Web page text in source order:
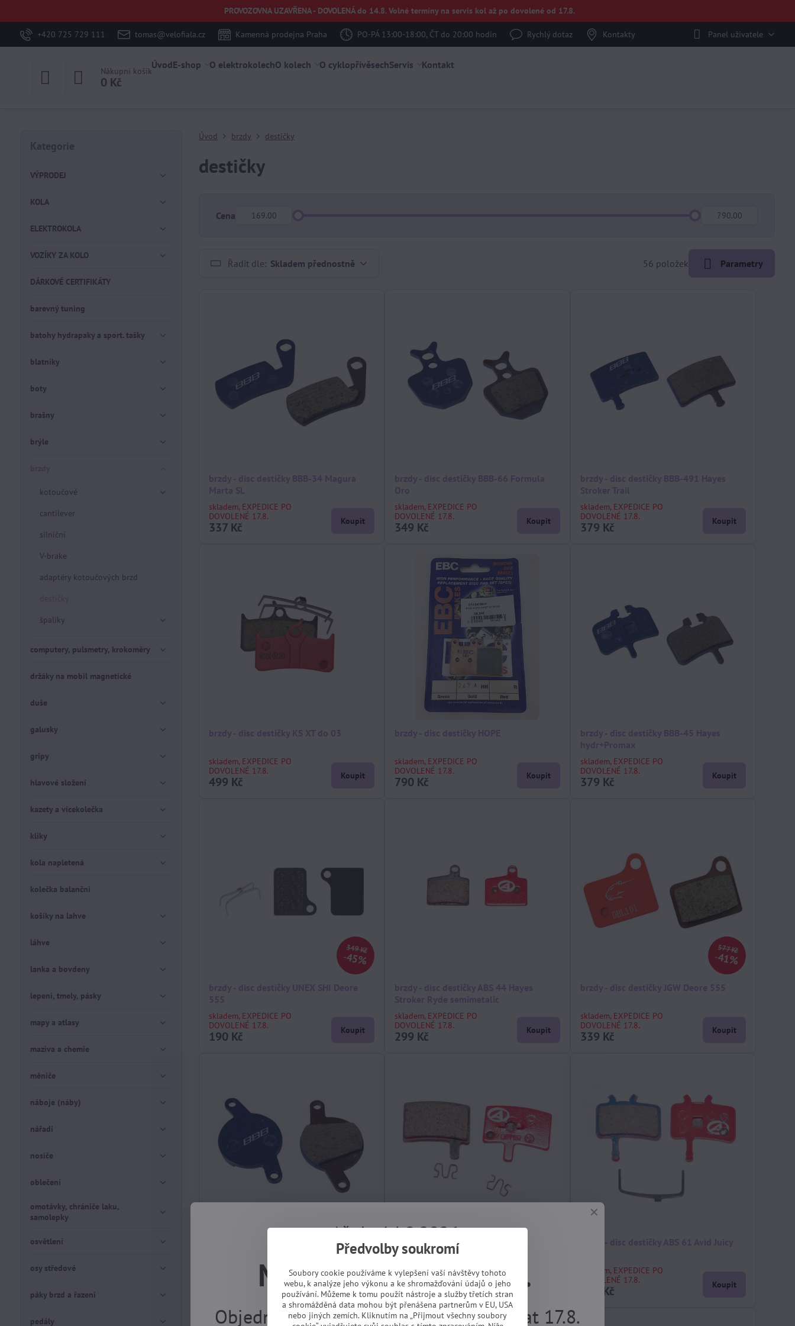
PROVOZOVNA UZAVŘENA - DOVOLENÁ do 14.8. Volné termíny na servis kol až po dovolené od 17.8.
+420 725 729 111 tomas@velofiala.cz Kamenná prodejna Praha PO-PÁ 13:00-18:00, ČT do 20:00 hodin Rychlý dotaz Kontakty Panel uživatele
Nákupní košík
0 Kč
ÚvodE-shop O elektrokolechO kolech O cyklopřívěsechServis Kontakt
Úvod brzdy destičky
destičky
Řadit dle: Skladem přednostně 56 položek Parametry
skladem, EXPEDICE PO
DOVOLENÉ 17.8.
337 Kč Koupit
skladem, EXPEDICE PO
DOVOLENÉ 17.8.
349 Kč Koupit
skladem, EXPEDICE PO
DOVOLENÉ 17.8.
379 Kč Koupit
skladem, EXPEDICE PO
DOVOLENÉ 17.8.
499 Kč Koupit
skladem, EXPEDICE PO
DOVOLENÉ 17.8.
790 Kč Koupit
skladem, EXPEDICE PO
DOVOLENÉ 17.8.
379 Kč Koupit
349 Kč
45%
skladem, EXPEDICE PO
DOVOLENÉ 17.8.
190 Kč Koupit
skladem, EXPEDICE PO
DOVOLENÉ 17.8.
299 Kč Koupit
577 Kč
41%
skladem, EXPEDICE PO
DOVOLENÉ 17.8.
339 Kč Koupit
brzdy - disc destičky BBB-31 Magura
skladem, EXPEDICE PO
DOVOLENÉ 17.8.
Koupit
brzdy - disc destičky ABS 45 Hayes
Stroker Trail
skladem, EXPEDICE PO
DOVOLENÉ 17.8.
299 Kč Koupit
skladem, EXPEDICE PO
DOVOLENÉ 17.8.
299 Kč Koupit
Cena
Kategorie
VÝPRODEJ
KOLA
ELEKTROKOLA
VOZÍKY ZA KOLO
DÁRKOVÉ CERTIFIKÁTY
barevný tuning
batohy hydrapaky a sport. tašky
blatníky
boty
brašny
brýle
kotoučové
cantilever
silniční
V-brake
adaptéry kotoučových brzd
špalíky
computery, pulsmetry, krokoměry
držáky na mobil magnetické
duše
galusky
gripy
hlavové složení
kazety a vícekolečka
kliky
kola napletená
kolečka balanční
košíky na lahve
láhve
lanka a bovdeny
lepení, tmely, pásky
mapy a atlasy
maziva a chemie
měniče
náboje (náby)
nářadí
nosiče
oblečení
omotávky, chrániče laku,
samolepky
osvětlení
osy středové
páky brzd a řazení
pedály
Předvolby soukromí
Soubory cookie používáme k vylepšení vaší návštěvy tohoto
webu, k analýze jeho výkonu a ke shromažďování údajů o jeho
používání. Můžeme k tomu použít nástroje a služby třetích stran
a shromážděná data mohou být přenášena partnerům v EU, USA
nebo jiných zemích. Kliknutím na „Přijmout všechny soubory
Až do 14.8.2026
MÁME DOVOLENOU.
Objednávky z e-shopu budeme vyřizovat 17.8.